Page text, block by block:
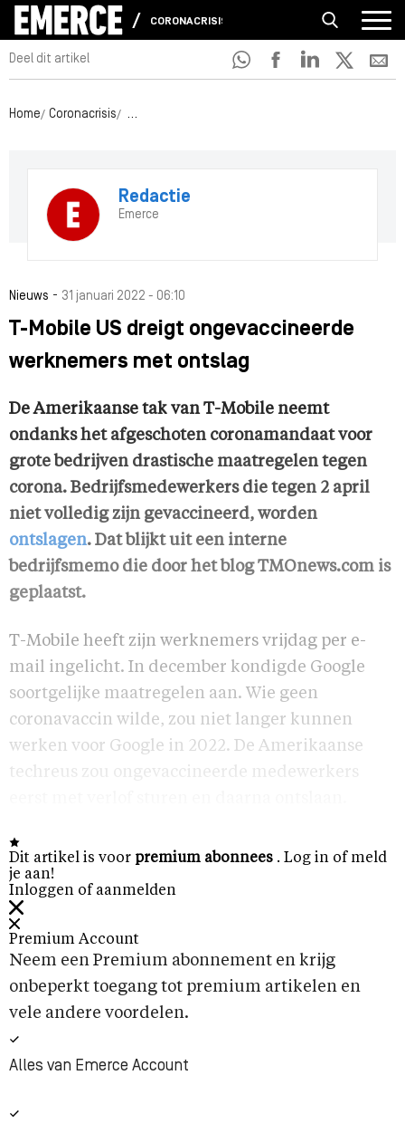
CORONACRISIS
Deel dit artikel
Home Coronacrisis T-Mobile US dreigt ongevaccineerde
Redactie
Emerce
Nieuws - 31 januari 2022 - 06:10
T-Mobile US dreigt ongevaccineerde
werknemers met ontslag
De Amerikaanse tak van T-Mobile neemt
ondanks het afgeschoten coronamandaat voor
grote bedrijven drastische maatregelen tegen
corona. Bedrijfsmedewerkers die tegen 2 april
niet volledig zijn gevaccineerd, worden
ontslagen. Dat blijkt uit een interne
bedrijfsmemo die door het blog TMOnews.com is
geplaatst.
T-Mobile heeft zijn werknemers vrijdag per e-
mail ingelicht. In december kondigde Google
soortgelijke maatregelen aan. Wie geen
coronavaccin wilde, zou niet langer kunnen
werken voor Google in 2022. De Amerikaanse
techreus zou ongevaccineerde medewerkers
Dit artikel is voor premium abonnees . Log in of meld
je aan!
Inloggen of aanmelden
Premium Account
Neem een Premium abonnement en krijg
onbeperkt toegang tot premium artikelen en
vele andere voordelen.
Alles van Emerce Account